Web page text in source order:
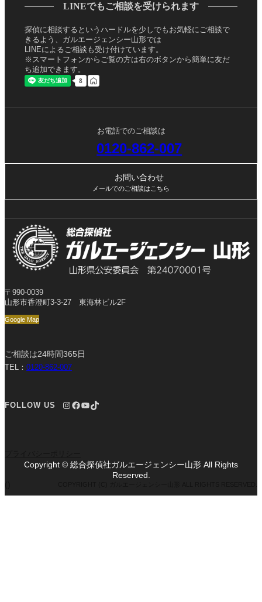
LINEでもご相談を受けられます
探偵に相談するというハードルを少しでもお気軽にご相談で
きるよう、ガルエージェンシー山形では
LINEによるご相談も受け付けています。
※スマートフォンからご覧の方は右のボタンから簡単に友だ
ち追加できます。
お電話でのご相談は
0120-862-007
お問い合わせ
メールでのご相談はこちら
〒990-0039
山形市香澄町3-3-27 東海林ビル2F
Google Map
ご相談は24時間365日
TEL： 0120-862-007
FOLLOW US Instagram Facebook YouTube TikTok
Copyright © 総合探偵社ガルエージェンシー山形 All Rights
Reserved.